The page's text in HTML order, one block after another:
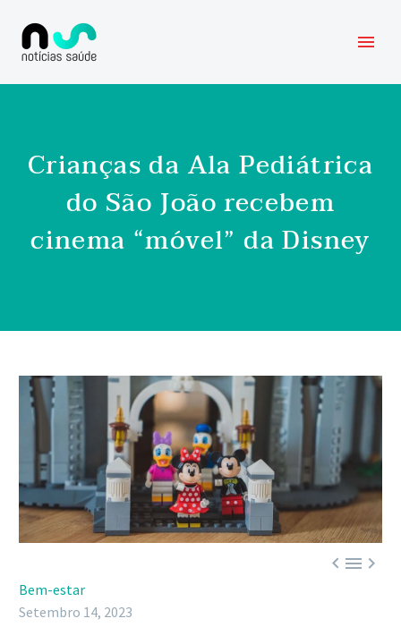
Crianças da Ala Pediátrica
do São João recebem
cinema “móvel” da Disney

Bem-estar
Setembro 14, 2023